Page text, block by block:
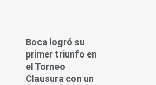
Boca logró su
primer triunfo en
el Torneo
Clausura con un